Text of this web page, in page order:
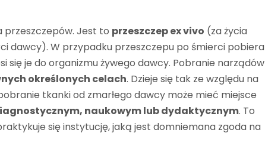
przeszczepów. Jest to przeszczep ex vivo (za życia
dawcy). W przypadku przeszczepu po śmierci pobiera
się je do organizmu żywego dawcy. Pobranie narządów
określonych celach. Dzieje się tak ze względu na
tkanki od zmarłego dawcy może mieć miejsce
naukowym lub dydaktycznym. To
się instytucję, jaką jest domniemana zgoda na